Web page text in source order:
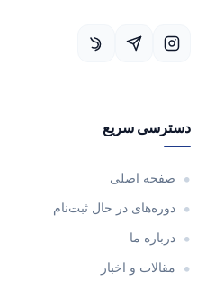
دسترسی سریع
صفحه اصلی
دوره‌های در حال ثبت‌نام
درباره ما
مقالات و اخبار